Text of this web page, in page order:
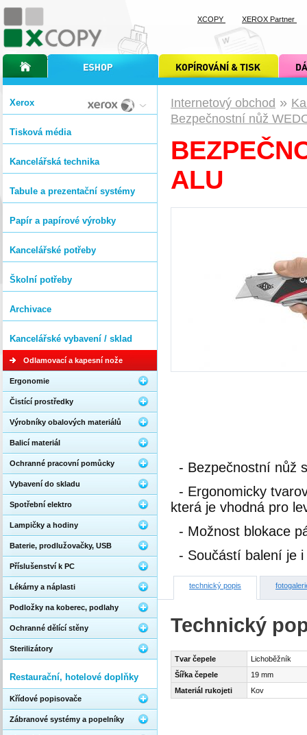
Internetový obchod »
Bezpečnostní nůž
ALU
- Bezpečnostní nůž
- Ergonomicky
která je vhodná pro
- Možnost blokace
- Součástí balení je
technický popis
Technický
Tvar čepele
Lichoběžník
Šířka čepele
19 mm
Materiál rukojeti
Kov
Xerox
Tisková média
Kancelářská technika
Tabule a prezentační systémy
Papír a papírové výrobky
Kancelářské potřeby
Školní potřeby
Archivace
Kancelářské vybavení / sklad
Odlamovací a kapesní nože
Ergonomie
Čistící prostředky
Výrobníky obalových materiálů
Balicí materiál
Ochranné pracovní pomůcky
Vybavení do skladu
Spotřební elektro
Lampičky a hodiny
Baterie, prodlužovačky, USB
Příslušenství k PC
Lékárny a náplasti
Podložky na koberec, podlahy
Ochranné dělící stěny
Sterilizátory
Restaurační, hotelové doplňky
Křídové popisovače
Zábranové systémy a popelníky
úvodní stránka xcopyinternetový obchod xcopy kopírování a tisk xcopy dárkové
XCOPY XEROX Partner